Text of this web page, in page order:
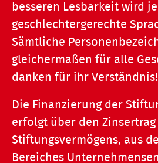
besseren Lesbarkeit wird
geschlechtergerechte
Sämtliche
gleichermaßen für alle
danken für ihr Verständnis!
Die Finanzierung der
erfolgt über den Zinsertrag
Stiftungsvermögens, aus
Bereiches